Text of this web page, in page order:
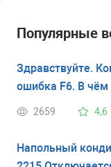
Популярные
Здравствуйте.
ошибка F6. В чём
2659 4,6
Напольный